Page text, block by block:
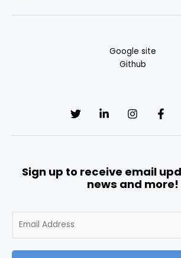
Google site
Github
Sign up to receive email
news and more!
m